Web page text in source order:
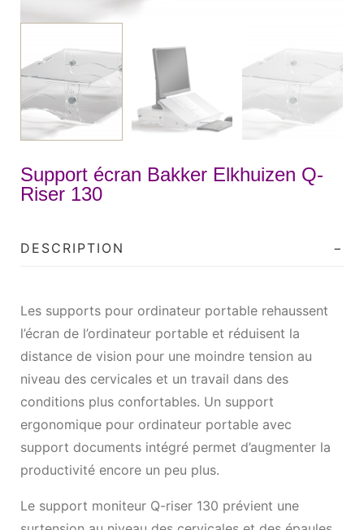
Support écran Bakker Elkhuizen Q-
Riser 130
DESCRIPTION
Les supports pour ordinateur portable rehaussent
l’écran de l’ordinateur portable et réduisent la
distance de vision pour une moindre tension au
niveau des cervicales et un travail dans des
conditions plus confortables. Un support
ergonomique pour ordinateur portable avec
support documents intégré permet d’augmenter la
productivité encore un peu plus.
Le support moniteur Q-riser 130 prévient une